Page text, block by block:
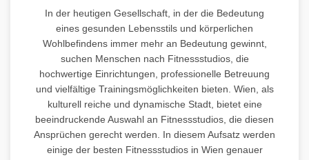
In der heutigen Gesellschaft, in der die Bedeutung
eines gesunden Lebensstils und körperlichen
Wohlbefindens immer mehr an Bedeutung gewinnt,
suchen Menschen nach Fitnessstudios, die
hochwertige Einrichtungen, professionelle Betreuung
und vielfältige Trainingsmöglichkeiten bieten. Wien, als
kulturell reiche und dynamische Stadt, bietet eine
beeindruckende Auswahl an Fitnessstudios, die diesen
Ansprüchen gerecht werden. In diesem Aufsatz werden
einige der besten Fitnessstudios in Wien genauer